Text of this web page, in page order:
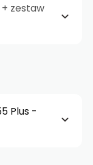
+ zestaw
Plus -